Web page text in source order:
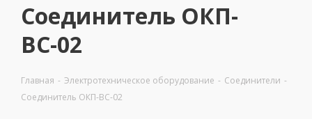
Соединитель ОКП-
ВС-02
Главная - Электротехническое оборудование - Соединители -
Соединитель ОКП-ВС-02